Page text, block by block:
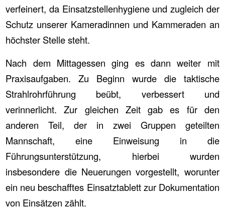
verfeinert, da Einsatzstellenhygiene und zugleich der
Schutz unserer Kameradinnen und Kammeraden an
höchster Stelle steht.
Nach dem Mittagessen ging es dann weiter mit
Praxisaufgaben. Zu Beginn wurde die taktische
Strahlrohrführung beübt, verbessert und
verinnerlicht. Zur gleichen Zeit gab es für den
anderen Teil, der in zwei Gruppen geteilten
Mannschaft, eine Einweisung in die
Führungsunterstützung, hierbei wurden
insbesondere die Neuerungen vorgestellt, worunter
ein neu beschafftes Einsatztablett zur Dokumentation
von Einsätzen zählt.